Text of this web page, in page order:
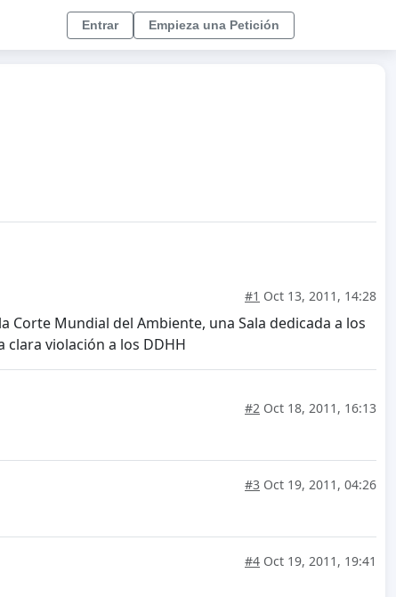
Entrar Empieza una Petición
#1 Oct 13, 2011, 14:28
Mundial del Ambiente, una Sala dedicada a los
violación a los DDHH
#2 Oct 18, 2011, 16:13
#3 Oct 19, 2011, 04:26
#4 Oct 19, 2011, 19:41